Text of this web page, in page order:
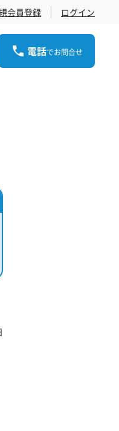
会員登録 ログイン
電話でお問合せ